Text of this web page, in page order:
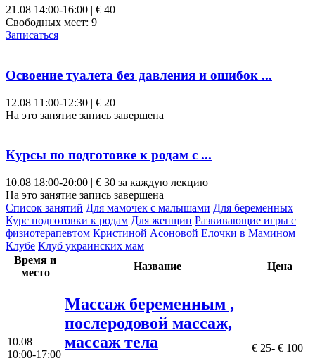
21.08 14:00-16:00 | € 40
Свободных мест: 9
Записаться
Освоение туалета без давления и ошибок ...
12.08 11:00-12:30 | € 20
На это занятие запись завершена
Курсы по подготовке к родам c ...
10.08 18:00-20:00 | € 30 за каждую лекцию
На это занятие запись завершена
Список занятий Для мамочек с малышами Для беременных
Курс подготовки к родам Для женщин Развивающие игры с
физиотерапевтом Кристиной Асоновой Елочки в Мамином
Клубе Клуб украинских мам
Время и
место
Название Цена
10.08
10:00-17:00
Mассаж беременным ,
послеродовой массаж,
массаж тела
€ 25- € 100